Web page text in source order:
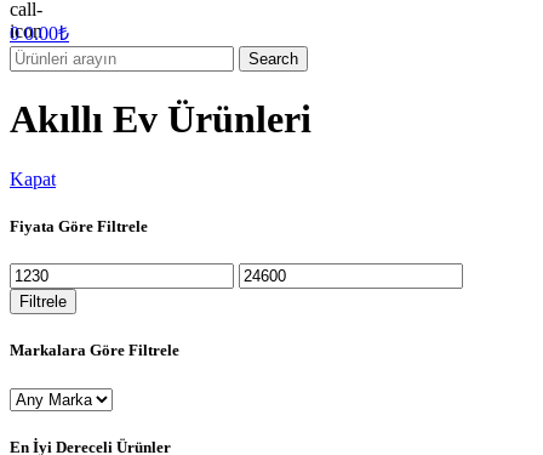
00.00₺
Search
Akıllı Ev Ürünleri
Kapat
Fiyata Göre Filtrele
En
düşük
fiyat
En
yüksek
Filtrele
Markalara Göre Filtrele
En İyi Dereceli Ürünler